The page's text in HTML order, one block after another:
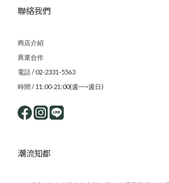
聯絡我們
商店介紹
異業合作
電話 / 02-2331-5563
時間 / 11:00-21:00(週一~週日)
潮流知都